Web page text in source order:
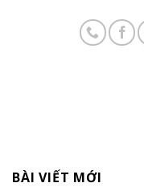
BÀI VIẾT MỚI